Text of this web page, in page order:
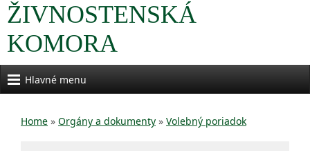
ŽIVNOSTENSKÁ
KOMORA
Hlavné menu
Home » Orgány a dokumenty » Volebný poriadok